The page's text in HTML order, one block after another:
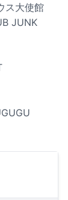
ス大使館
JUNK